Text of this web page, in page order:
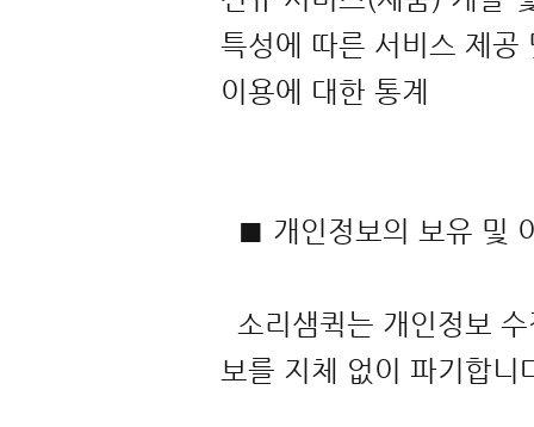
특성에 따른 서비스 제공
이용에 대한 통계
■ 개인정보의 보유 및
소리샘퀵는 개인정보
보를 지체 없이 파기합